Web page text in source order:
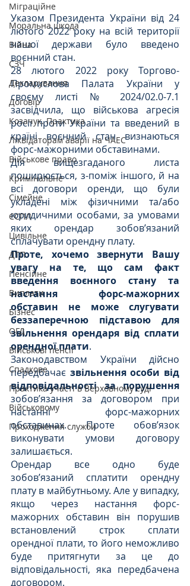
Міграційне
Моральна шкода
Війна
СЗЧ
Декларування
Договір
Козачук. Практика
Ліквідаторам аварії на ЧАЕС
Військове право
Кримінальне
Сімейне
ЄСПЛ
Цивільне
ДТП
Пенсійне
Виплати
Бізнес
ОГД
Військові пенсії
Спадкове
Практика участі в Верховному суді
Військовому
Проходження служби
Указом Президента України від 24
лютого 2022 року на всій території
нашої держави було введено
воєнний стан.
28 лютого 2022 року Торгово-
Промислова Палата України у
своєму листі №
2024/02.0-7.1
засвідчила, що військова агресія
росії проти України та введений в
країні воєнний стан визнаються
форс-мажорними обставинами.
Дія вищезгаданого листа
поширюється, з-поміж іншого, й на
всі договори оренди, що були
укладені між фізичними та/або
юридичними особами, за умовами
яких орендар зобов’язаний
сплачувати орендну плату.
Проте, хочемо звернути Вашу
увагу на те, що сам факт
введення воєнного стану та
настання форс-мажорних
обставин не може слугувати
беззаперечною підставою для
звільнення орендаря від сплати
орендної плати.
Законодавством України дійсно
передбачає звільнення особи від
відповідальності за порушення
зобов’язання за договором при
настанні форс-мажорних
обставинах. Проте обов’язок
виконувати умови договору
залишається.
Орендар все одно буде
зобов’язаний сплатити орендну
плату в майбутньому. Але у випадку,
якщо через настання форс-
мажорних обставин він порушив
встановлений строк сплати
орендної плати, то його неможливо
буде притягнути за це до
відповідальності, яка передбачена
договором.